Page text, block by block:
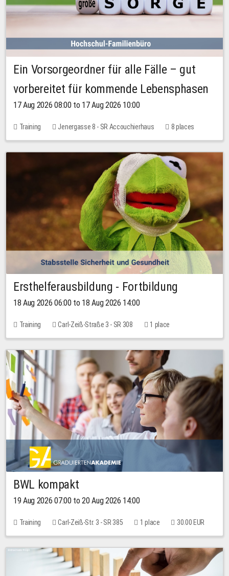
Ein Vorsorgeordner für alle Fälle – gut
vorbereitet für kommende Lebensphasen
17 Aug 2026 08:00 to 17 Aug 2026 10:00
Training Jenergasse 8 - SR Accouchierhaus 8 places
Ersthelferausbildung - Fortbildung
18 Aug 2026 06:00 to 18 Aug 2026 14:00
Training Carl-Zeiß-Straße 3 - SR 308 1 place
BWL kompakt
19 Aug 2026 07:00 to 20 Aug 2026 14:00
Training Carl-Zeiß-Str. 3 - SR 385 1 place 30.00 EUR